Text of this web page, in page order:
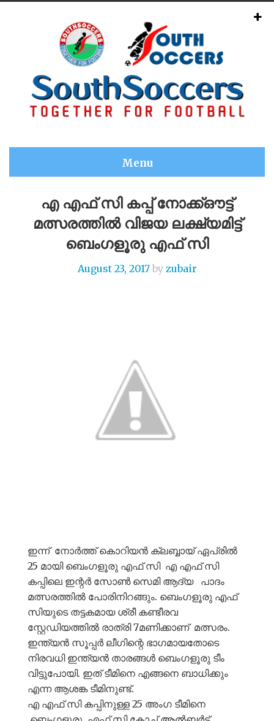
Menu
എ എഫ് സി കപ്പ് നോക്ക്ഔട്ട്
മത്സരത്തിൽ വിജയ ലക്ഷ്യമിട്ട്
ബെംഗളൂരു എഫ് സി
August 23, 2017by zubair
ഇന്ന് നോർത്ത് കൊറിയൻ ക്ലബ്ബായ് ഏപ്രിൽ
25 മായി ബെംഗളൂരു എഫ് സി എ എഫ് സി
കപ്പിലെ ഇന്റർ സോൺ സെമി ആദ്യ പാദം
മത്സരത്തിൽ പോരിനിറങ്ങും. ബെംഗളൂരു എഫ്
സിയുടെ തട്ടകമായ ശ്രീ കണ്ടീരവ
സ്റ്റേഡിയത്തിൽ രാത്രി 7മണിക്കാണ് മത്സരം.
ഇന്ത്യൻ സൂപ്പർ ലീഗിന്റെ ഭാഗമായതോടെ
നിരവധി ഇന്ത്യൻ താരങ്ങൾ ബെംഗളൂരു ടീം
വിട്ടുപോയി. ഇത് ടീമിനെ എങ്ങനെ ബാധിക്കും
എന്ന ആശങ്ക ടീമിനുണ്ട്.
എ എഫ് സി കപ്പിനുള്ള 25 അംഗ ടീമിനെ